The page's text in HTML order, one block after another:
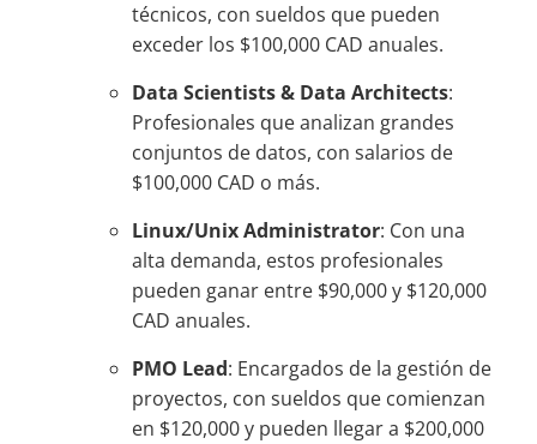
técnicos, con sueldos que pueden
exceder los $100,000 CAD anuales.
Data Scientists & Data Architects:
Profesionales que analizan grandes
conjuntos de datos, con salarios de
$100,000 CAD o más.
Linux/Unix Administrator: Con una
alta demanda, estos profesionales
pueden ganar entre $90,000 y $120,000
CAD anuales.
PMO Lead: Encargados de la gestión de
proyectos, con sueldos que comienzan
en $120,000 y pueden llegar a $200,000